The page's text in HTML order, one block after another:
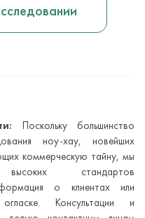
Поскольку большинство
ноу-хау, новейших
коммерческую тайну, мы
стандартов
о клиентах или
Консультации и